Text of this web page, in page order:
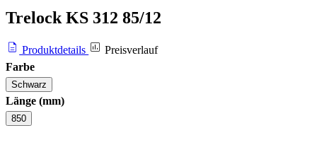
Trelock KS 312 85/12
Produktdetails
Preisverlauf
Farbe
Schwarz
Länge (mm)
850